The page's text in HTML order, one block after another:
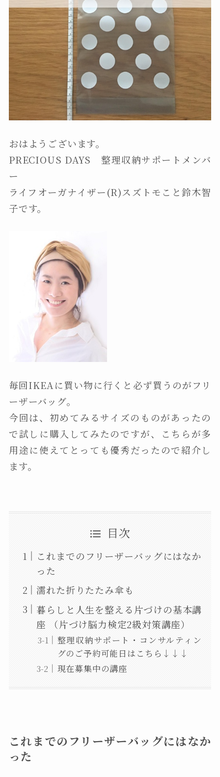
おはようございます。
PRECIOUS DAYS 整理収納サポートメンバ
ー
ライフオーガナイザー(R)スズトモこと鈴木智
子です。
毎回IKEAに買い物に行くと必ず買うのがフリ
ーザーバッグ。
今回は、初めてみるサイズのものがあったの
で試しに購入してみたのですが、こちらが多
用途に使えてとっても優秀だったので紹介し
ます。
目次
これまでのフリーザーバッグにはなか
った
濡れた折りたたみ傘も
暮らしと人生を整える片づけの基本講
座 （片づけ脳力検定2級対策講座）
整理収納サポート・コンサルティン
グのご予約可能日はこちら↓↓↓
現在募集中の講座
これまでのフリーザーバッグにはなか
った